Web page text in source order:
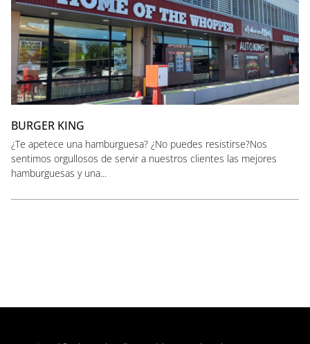
BURGER KING
¿Te apetece una hamburguesa? ¿No puedes resistirse?Nos
sentimos orgullosos de servir a nuestros clientes las mejores
hamburguesas y una...